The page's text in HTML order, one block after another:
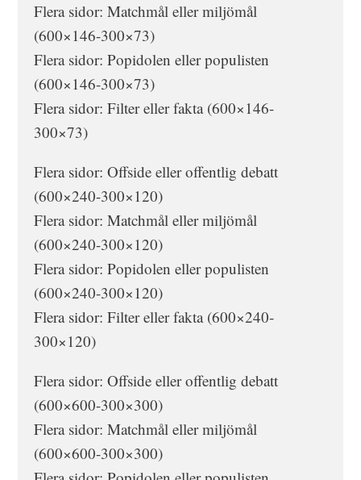
Flera sidor: Matchmål eller miljömål
(600×146-300×73)
Flera sidor: Popidolen eller populisten
(600×146-300×73)
Flera sidor: Filter eller fakta (600×146-
300×73)
Flera sidor: Offside eller offentlig debatt
(600×240-300×120)
Flera sidor: Matchmål eller miljömål
(600×240-300×120)
Flera sidor: Popidolen eller populisten
(600×240-300×120)
Flera sidor: Filter eller fakta (600×240-
300×120)
Flera sidor: Offside eller offentlig debatt
(600×600-300×300)
Flera sidor: Matchmål eller miljömål
(600×600-300×300)